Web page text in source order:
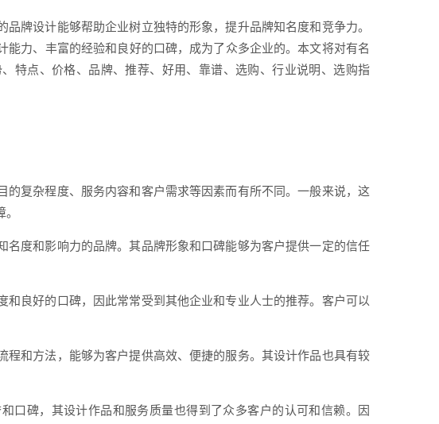
牌设计能够帮助企业树立独特的形象，提升品牌知名度和竞争力。
力、丰富的经验和良好的口碑，成为了众多企业的。本文将对有名
特点、价格、品牌、推荐、好用、靠谱、选购、行业说明、选购指
复杂程度、服务内容和客户需求等因素而有所不同。一般来说，这
度和影响力的品牌。其品牌形象和口碑能够为客户提供一定的信任
良好的口碑，因此常常受到其他企业和专业人士的推荐。客户可以
和方法，能够为客户提供高效、便捷的服务。其设计作品也具有较
口碑，其设计作品和服务质量也得到了众多客户的认可和信赖。因